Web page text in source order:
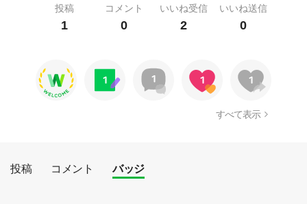
投稿
1
コメント
0
いいね受信
2
いいね送信
0
すべて表示
投稿 コメント バッジ